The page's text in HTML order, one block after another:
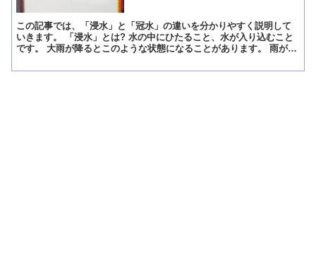
この記事では、「浸水」と「冠水」の違いを分かりやすく説明して
いきます。 「浸水」とは? 水の中にひたること、水が入り込むこと
です。 大雨が降るとこのような状態になることがあります。 雨が大